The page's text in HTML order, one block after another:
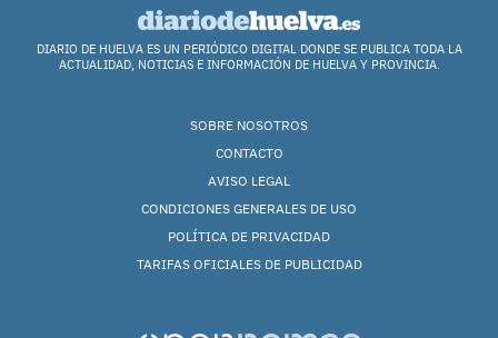
DIARIO DE HUELVA ES UN PERIÓDICO DIGITAL DONDE SE PUBLICA TODA LA
ACTUALIDAD, NOTICIAS E INFORMACIÓN DE HUELVA Y PROVINCIA.
SOBRE NOSOTROS
CONTACTO
AVISO LEGAL
CONDICIONES GENERALES DE USO
POLÍTICA DE PRIVACIDAD
TARIFAS OFICIALES DE PUBLICIDAD